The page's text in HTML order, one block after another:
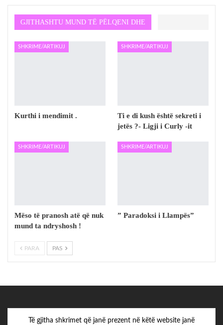
GJITHASHTU MUND TË PËLQENI DHE
SHKRIME/ARTIKUJ
Kurthi i mendimit .
SHKRIME/ARTIKUJ
Ti e di kush është sekreti i
jetës ?- Ligji i Curly -it
SHKRIME/ARTIKUJ
Mëso të pranosh atë që nuk
mund ta ndryshosh !
SHKRIME/ARTIKUJ
” Paradoksi i Llampës”
PARA PAS
Të gjitha shkrimet që janë prezent në këtë website janë